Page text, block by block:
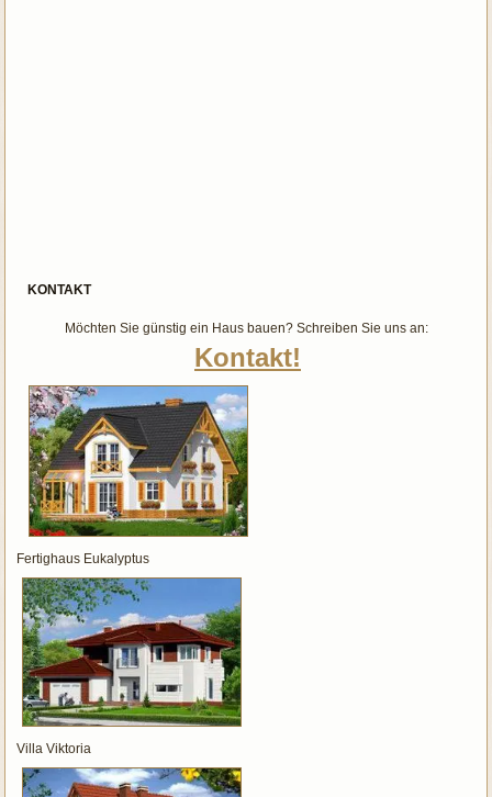
KONTAKT
Möchten Sie günstig ein Haus bauen? Schreiben Sie uns an:
Kontakt!
Fertighaus Eukalyptus
Villa Viktoria